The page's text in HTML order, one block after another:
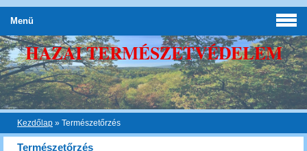
HAZAI TERMÉSZETVÉDELEM
Kezdőlap » Természetőrzés
Természetőrzés
Menü